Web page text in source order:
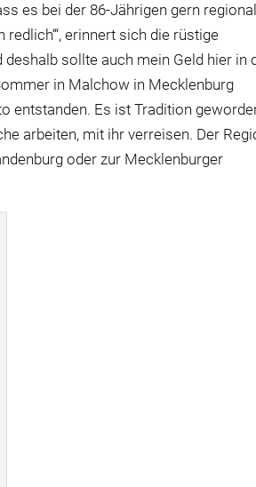
es bei der 86-Jährigen gern regional
erinnert sich die rüstige
deshalb sollte auch mein Geld hier in
in Malchow in Mecklenburg
entstanden. Es ist Tradition
arbeiten, mit ihr verreisen. Der
oder zur Mecklenburger